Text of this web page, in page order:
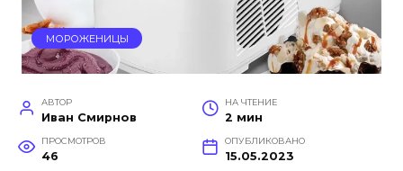
МОРОЖЕНИЦЫ
АВТОР
Иван Смирнов
НА ЧТЕНИЕ
2 мин
ПРОСМОТРОВ
46
ОПУБЛИКОВАНО
15.05.2023